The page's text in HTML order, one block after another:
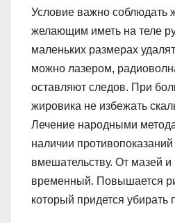
Условие важно соблюдать
желающим иметь на теле
маленьких размерах
можно лазером,
оставляют следов. При
жировика не избежать
Лечение народными
наличии противопоказаний
вмешательству. От мазей
временный. Повышается
который придется